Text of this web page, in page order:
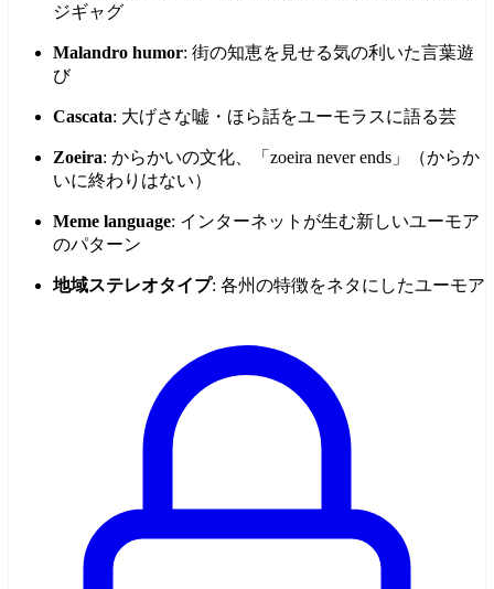
ジギャグ
Malandro humor: 街の知恵を見せる気の利いた言葉遊
び
Cascata: 大げさな嘘・ほら話をユーモラスに語る芸
Zoeira: からかいの文化、「zoeira never ends」（からか
いに終わりはない）
Meme language: インターネットが生む新しいユーモア
のパターン
地域ステレオタイプ: 各州の特徴をネタにしたユーモア